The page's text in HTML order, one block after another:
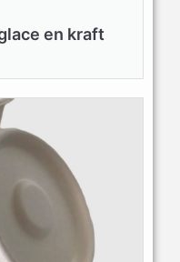
en kraft